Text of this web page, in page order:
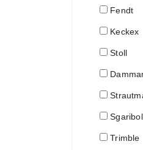
Fendt
Keckex
Stoll
Trimble